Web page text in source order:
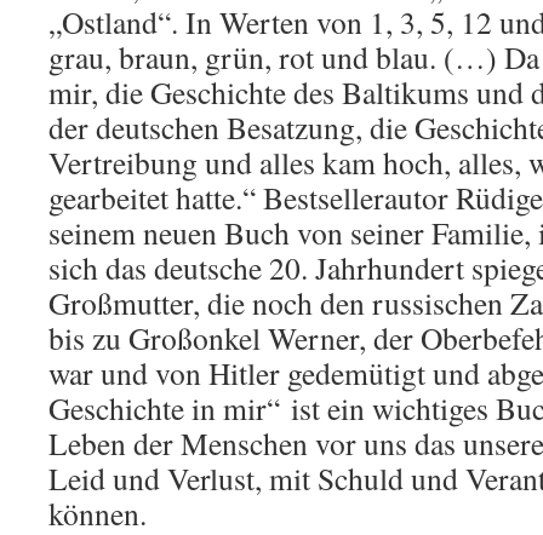
„Ostland“. In Werten von 1, 3, 5, 12
grau, braun, grün, rot und blau. (…)
mir, die Geschichte des Baltikums und
der deutschen Besatzung, die
Vertreibung und alles kam hoch, alles,
gearbeitet hatte.“ Bestsellerautor
seinem neuen Buch von seiner
sich das deutsche 20. Jahrhundert
Großmutter, die noch den russischen
bis zu Großonkel Werner, der
war und von Hitler gedemütigt und
Geschichte in mir“ ist ein wichtiges
Leben der Menschen vor uns das
Leid und Verlust, mit Schuld und
können.